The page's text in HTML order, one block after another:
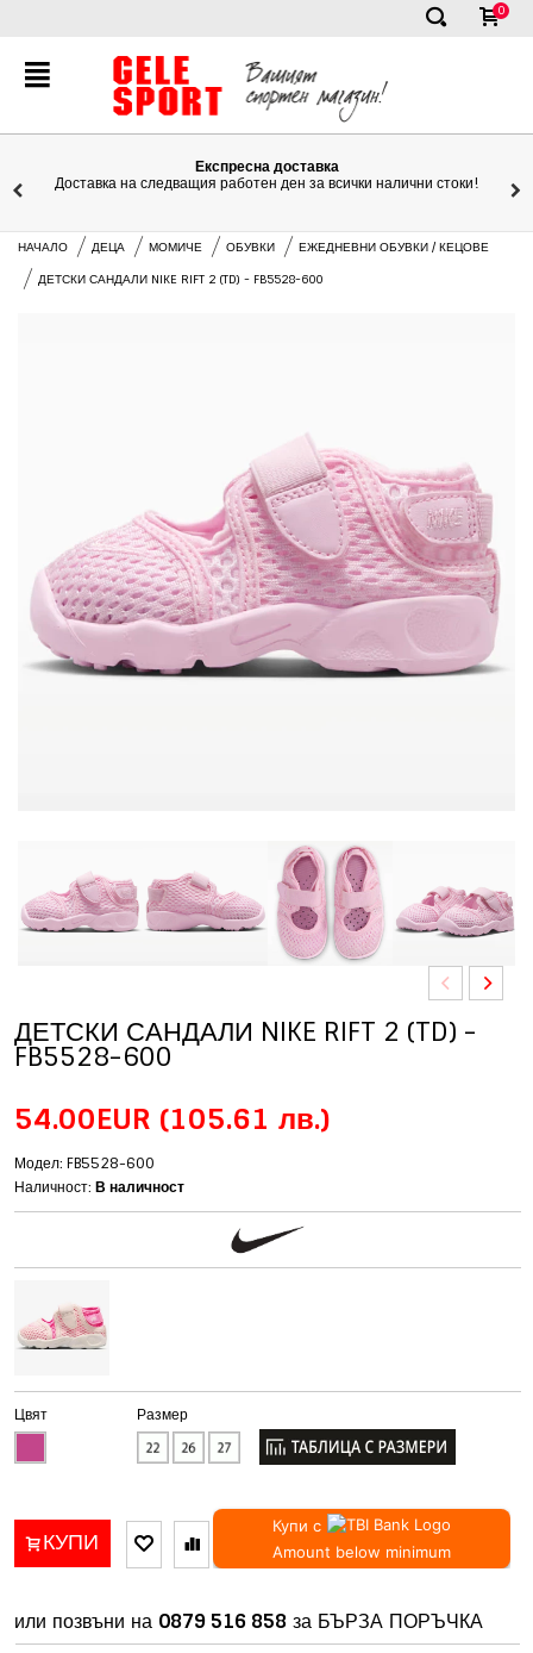
✕
0
Експресна доставка
Доставка на следващия работен ден за всички налични стоки!
НАЧАЛО ДЕЦА МОМИЧЕ ОБУВКИ ЕЖЕДНЕВНИ ОБУВКИ / КЕЦОВЕ
ДЕТСКИ САНДАЛИ NIKE RIFT 2 (TD) - FB5528-600
ДЕТСКИ САНДАЛИ NIKE RIFT 2 (TD) -
FB5528-600
54.00EUR (105.61 лв.)
Модел: FB5528-600
Наличност:В наличност
Цвят Размер
КУПИ
Купи с
Amount below minimum
или позвъни на 0879 516 858 за БЪРЗА ПОРЪЧКА